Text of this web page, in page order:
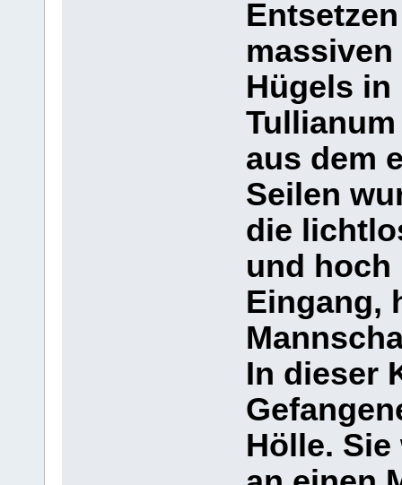
Hügels in
aus dem
Seilen
die
und hoch
Eingang,
In dieser
Hölle.